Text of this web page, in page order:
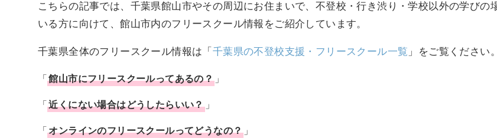
こちらの記事では、千葉県館山市やその周辺にお住まいで、不登校・行き渋り・学校以外の学びの
いる方に向けて、館山市内のフリースクール情報をご紹介しています。
千葉県全体のフリースクール情報は「千葉県の不登校支援・フリースクール一覧 」をご覧ください。
「館山市にフリースクールってあるの？ 」
「近くにない場合はどうしたらいい？」
「オンラインのフリースクールってどうなの？ 」